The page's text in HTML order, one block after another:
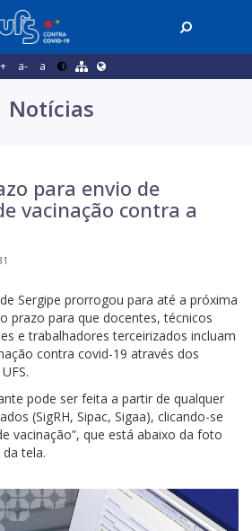
a- a
Notícias
para envio de
vacinação contra a
Sergipe prorrogou para até a próxima
prazo para que docentes, técnicos
e trabalhadores terceirizados incluam
contra covid-19 através dos
pode ser feita a partir de qualquer
(SigRH, Sipac, Sigaa), clicando-se
vacinação”, que está abaixo da foto
tela.